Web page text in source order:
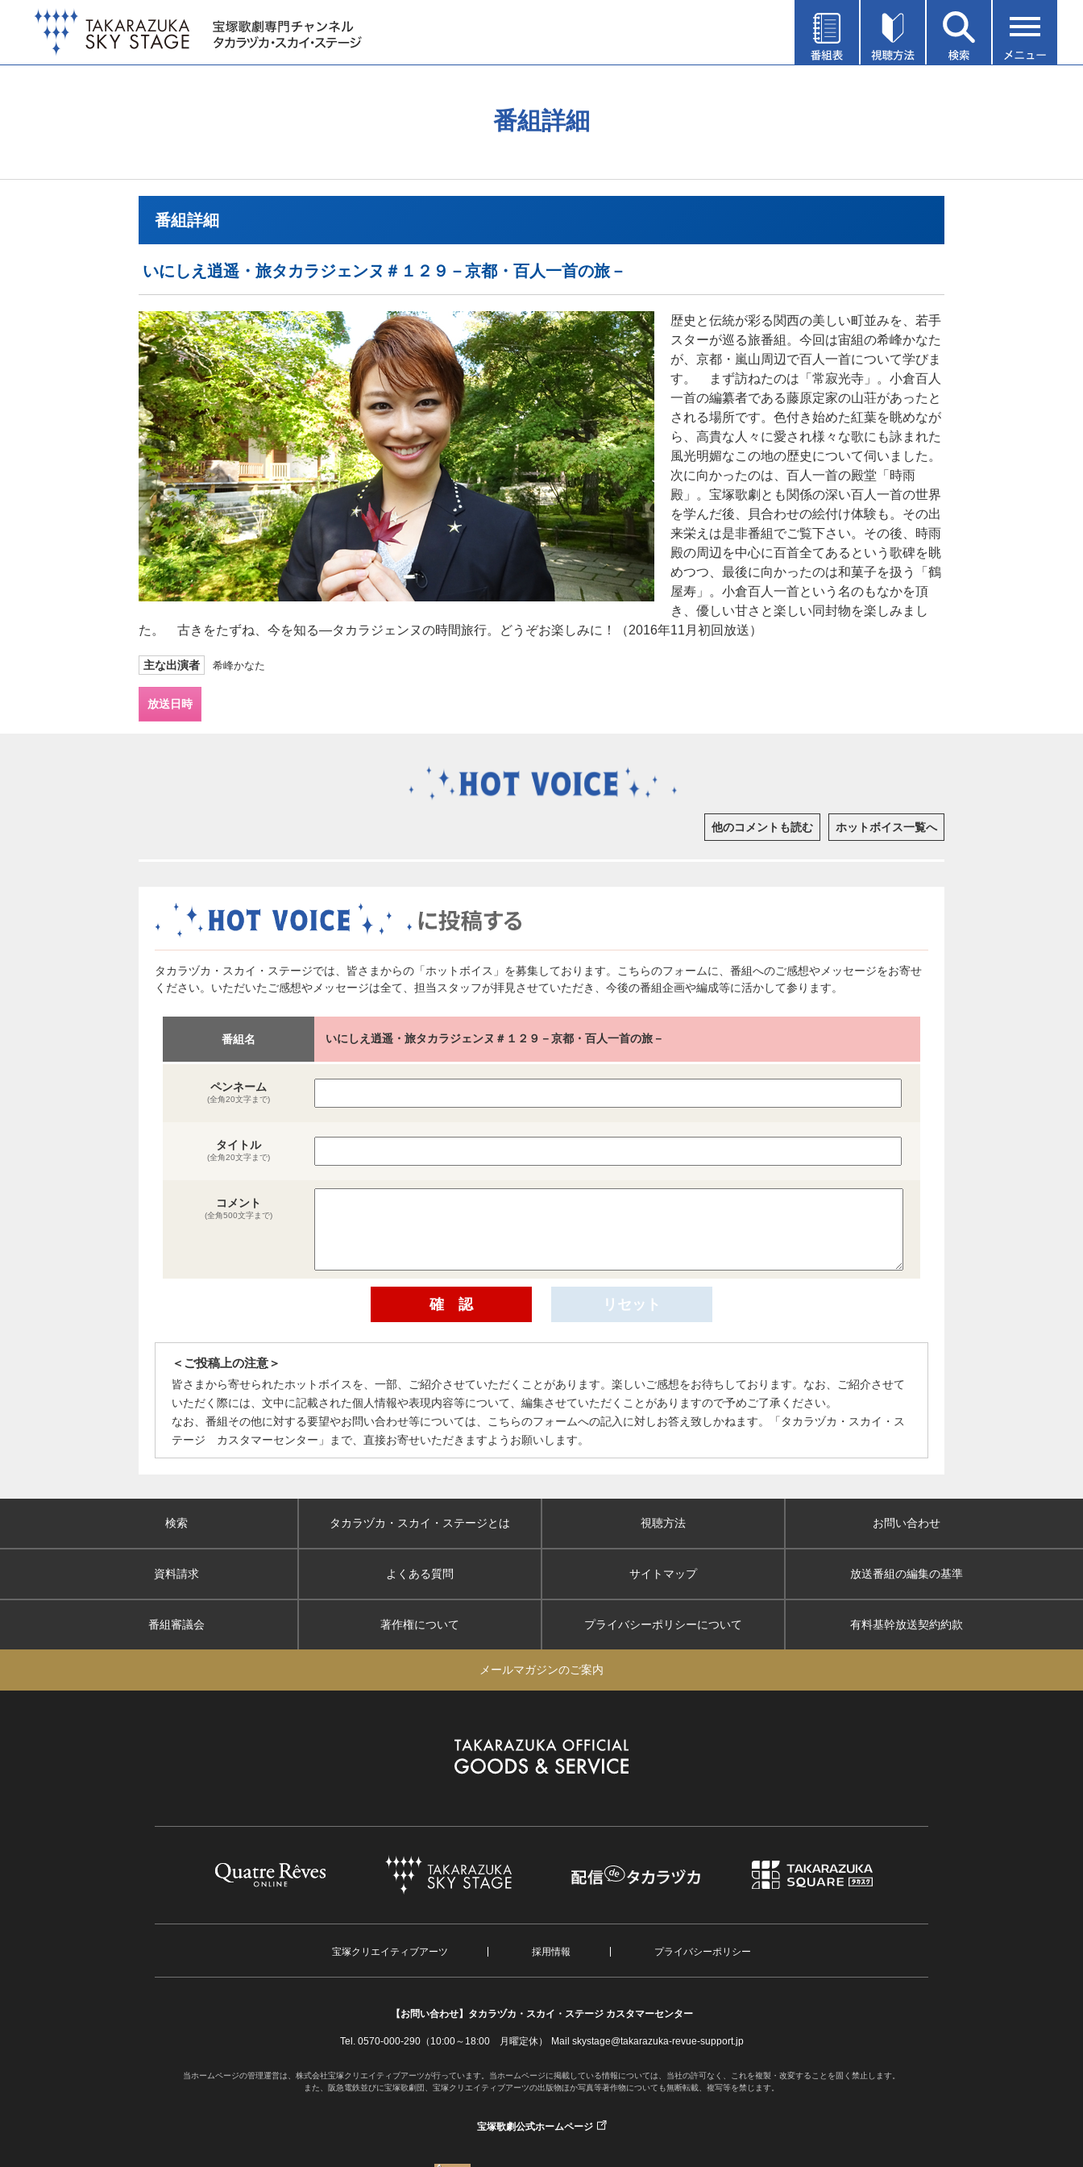
番組詳細
番組詳細
いにしえ逍遥・旅タカラジェンヌ＃１２９－京都・百人一首の旅－
歴史と伝統が彩る関西の美しい町並みを、若手
スターが巡る旅番組。今回は宙組の希峰かなた
が、京都・嵐山周辺で百人一首について学びま
す。 まず訪ねたのは「常寂光寺」。小倉百人
一首の編纂者である藤原定家の山荘があったと
される場所です。色付き始めた紅葉を眺めなが
ら、高貴な人々に愛され様々な歌にも詠まれた
風光明媚なこの地の歴史について伺いました。
次に向かったのは、百人一首の殿堂「時雨
殿」。宝塚歌劇とも関係の深い百人一首の世界
を学んだ後、貝合わせの絵付け体験も。その出
来栄えは是非番組でご覧下さい。その後、時雨
殿の周辺を中心に百首全てあるという歌碑を眺
めつつ、最後に向かったのは和菓子を扱う「鶴
屋寿」。小倉百人一首という名のもなかを頂
き、優しい甘さと楽しい同封物を楽しみまし
た。 古きをたずね、今を知る―タカラジェンヌの時間旅行。どうぞお楽しみに！（2016年11月初回放送）
主な出演者 希峰かなた
放送日時
他のコメントも読む ホットボイス一覧へ
タカラヅカ・スカイ・ステージでは、皆さまからの「ホットボイス」を募集しております。こちらのフォームに、番組へのご感想やメッセージをお寄せ
ください。いただいたご感想やメッセージは全て、担当スタッフが拝見させていただき、今後の番組企画や編成等に活かして参ります。
番組名 いにしえ逍遥・旅タカラジェンヌ＃１２９－京都・百人一首の旅－
ペンネーム
(全角20文字まで)
タイトル
(全角20文字まで)
コメント
(全角500文字まで)
＜ご投稿上の注意＞
皆さまから寄せられたホットボイスを、一部、ご紹介させていただくことがあります。楽しいご感想をお待ちしております。なお、ご紹介させて
いただく際には、文中に記載された個人情報や表現内容等について、編集させていただくことがありますので予めご了承ください。
なお、番組その他に対する要望やお問い合わせ等については、こちらのフォームへの記入に対しお答え致しかねます。「タカラヅカ・スカイ・ス
テージ カスタマーセンター」まで、直接お寄せいただきますようお願いします。
検索 タカラヅカ・スカイ ・ステージとは 視聴方法 お問い合わせ
資料請求 よくある質問 サイトマップ 放送番組の編集の基準
番組審議会 著作権について プライバシーポリシーについて 有料基幹放送契約約款
メールマガジンのご案内
宝塚クリエイティブアーツ 採用情報 プライバシーポリシー
【お問い合わせ】 タカラヅカ・スカイ・ステージ カスタマーセンター
Tel. 0570-000-290（10:00～18:00 月曜定休） Mail skystage@takarazuka-revue-support.jp
当ホームページの管理運営は、株式会社宝塚クリエイティブアーツが行っています。当ホームページに掲載している情報については、当社の許可なく、これを複製・改変することを固く禁止します。
また、阪急電鉄並びに宝塚歌劇団、宝塚クリエイティブアーツの出版物ほか写真等著作物についても無断転載、複写等を禁じます。
宝塚歌劇公式ホームページ